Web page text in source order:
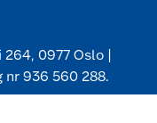
264, 0977 Oslo |
nr 936 560 288.